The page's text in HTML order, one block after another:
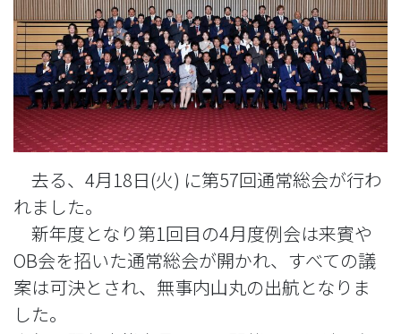
去る、4月18日(火) に第57回通常総会が行わ
れました。
新年度となり第1回目の4月度例会は来賓や
OB会を招いた通常総会が開かれ、すべての議
案は可決とされ、無事内山丸の出航となりま
した。